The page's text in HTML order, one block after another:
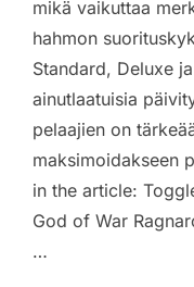
mikä vaikuttaa
hahmon
Standard, Deluxe
ainutlaatuisia
pelaajien on
maksimoidakseen
in the article:
God of War
…